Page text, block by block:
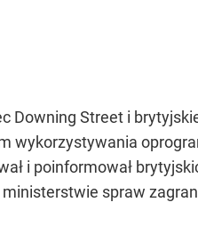
Downing Street i
wykorzystywania
i poinformował
spraw